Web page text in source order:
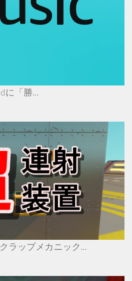
に「勝...
クラップメカニック...